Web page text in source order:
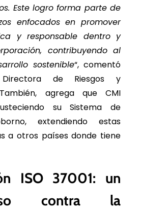
Este logro forma parte de
enfocados en promover
y responsable dentro y
contribuyendo al
sostenible“, comentó
de Riesgos y
agrega que CMI
su Sistema de
extendiendo estas
a otros países donde tiene
ISO 37001: un
contra la